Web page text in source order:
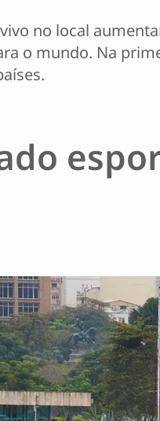
no local
o mundo. Na